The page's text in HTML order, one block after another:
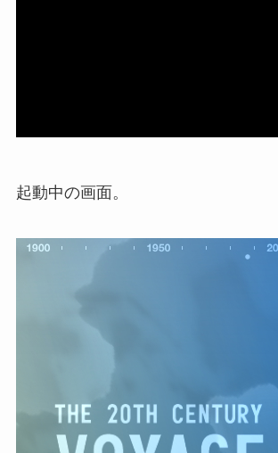
起動中の画面。